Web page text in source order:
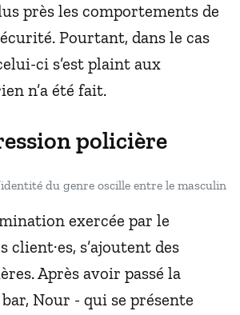
près les comportements de
Pourtant, dans le cas
ci s’est plaint aux
n’a été fait.
policière
du genre oscille entre le masculin
exercée par le
client·es, s’ajoutent des
Après avoir passé la
Nour - qui se présente